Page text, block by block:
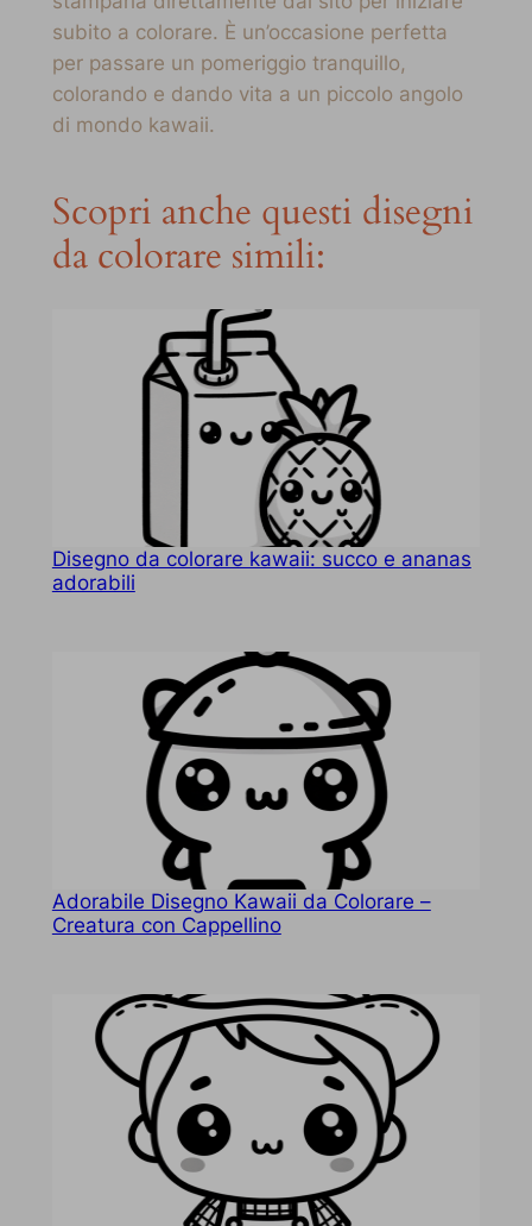
subito a colorare. È un’occasione perfetta
per passare un pomeriggio tranquillo,
colorando e dando vita a un piccolo angolo
di mondo kawaii.
Scopri anche questi disegni
da colorare simili:
Disegno da colorare kawaii: succo e ananas
adorabili
Adorabile Disegno Kawaii da Colorare –
Creatura con Cappellino